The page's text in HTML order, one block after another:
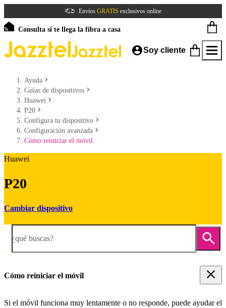
Envíos GRATIS exclusivos online
Consulta si te llega la fibra a casa
Soy cliente
Ayuda
Guías de dispositivos
Huawei
P20
Configura tu dispositivo
Configuración avanzada
Cómo reiniciar el móvil
Huawei
P20
Cambiar dispositivo
¿qué buscas?
Cómo reiniciar el móvil
Si el móvil funciona muy lentamente o no responde, puede ayudar el